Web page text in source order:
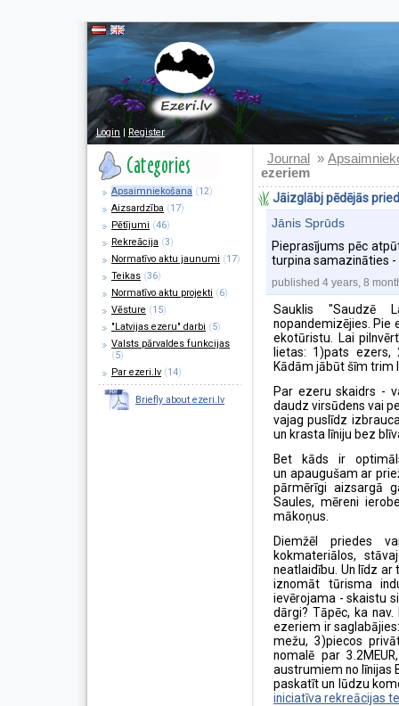
Login |Register
Apsaimniekošana (12)
Aizsardzība (17)
Pētījumi (46)
Rekreācija (3)
Normatīvo aktu jaunumi (17)
Teikas (36)
Normatīvo aktu projekti (6)
Vēsture (15)
"Latvijas ezeru" darbi (5)
Valsts pārvaldes funkcijas
(5)
Par ezeri.lv (14)
Briefly about ezeri.lv
Journal »
ezeriem
Jāizglābj pēdējās
Jānis Sprūds
Pieprasījums pēc
turpina samazināties
published 4 years, 8
Sauklis "Saudzē
nopandemizējies. Pie
ekotūristu. Lai
lietas: 1)pats ezers,
Kādām jābūt šīm trim
Par ezeru skaidrs -
daudz virsūdens vai
vajag puslīdz
un krasta līniju bez
Bet kāds ir
un apaugušam ar
pārmērīgi aizsargā
Saules, mēreni
mākoņus.
Diemžēl priedes
kokmateriālos,
neatlaidību. Un līdz
iznomāt tūrisma
ievērojama - skaistu
dārgi? Tāpēc, ka
ezeriem ir
mežu, 3)piecos
nomalē par
austrumiem no līnijas
paskatīt un lūdzu
iniciatīva rekreācijas